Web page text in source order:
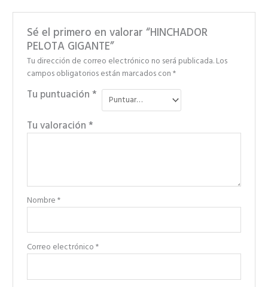
Sé el primero en valorar “HINCHADOR
PELOTA GIGANTE”
Tu dirección de correo electrónico no será publicada.Los
campos obligatorios están marcados con*
Tu puntuación*
Tu valoración*
Nombre*
Correo electrónico*